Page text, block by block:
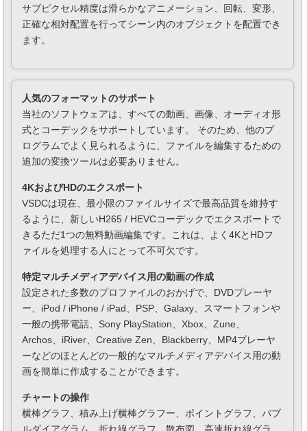
サブピクセル精度は滑らかなアニメーション、回転、変形、
正確な相対配置を行ってシーン内のオブジェクトを配置でき
ます。
人気のフォーマットのサポート
当社のソフトウェアは、すべての動画、画像、オーディオ形
式とコーデックをサポートしています。 そのため、他のプ
ログラムでよく見られるように、ファイルを編集するための
追加の変換ツールは必要ありません。
4KおよびHDのエクスポート
VSDCは現在、最小限のファイルサイズで最高品質を維持す
るように、新しいH265 / HEVCコーデックでエクスポートで
きるただ1つの無料動画編集です。これは、よく4KとHDフ
ァイルを処理する人にとって不可欠です。
特定マルチメディアデバイス用の動画の作成
設定された多数のプロファイルのおかげで、DVDプレーヤ
ー、iPod / iPhone / iPad、PSP、Galaxy、スマートフォンや
一般の携帯電話、Sony PlayStation、Xbox、Zune、
Archos、iRiver、Creative Zen、Blackberry、MP4プレーヤ
ーなどのほとんどの一般的なマルチメディアデバイス用の動
画を簡単に作成することができます。
チャートの操作
横棒グラフ、積み上げ横棒グラフー、ポイントグラフ、バブ